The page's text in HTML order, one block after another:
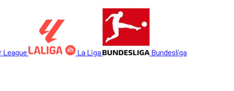
League La Liga Bundesliga